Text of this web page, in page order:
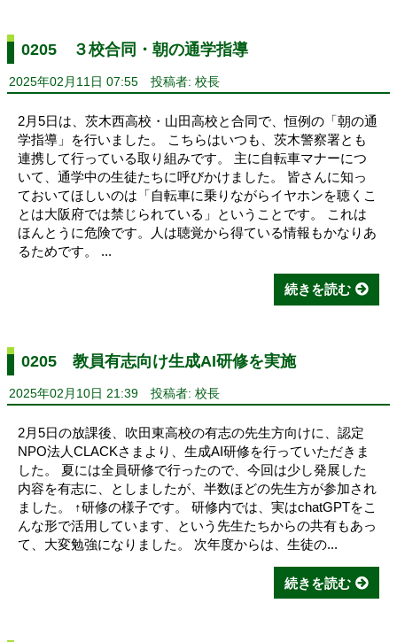
0205 ３校合同・朝の通学指導
2025年02月11日 07:55 投稿者: 校長
2月5日は、茨木西高校・山田高校と合同で、恒例の「朝の通
学指導」を行いました。 こちらはいつも、茨木警察署とも
連携して行っている取り組みです。 主に自転車マナーにつ
いて、通学中の生徒たちに呼びかけました。 皆さんに知っ
ておいてほしいのは「自転車に乗りながらイヤホンを聴くこ
とは大阪府では禁じられている」ということです。 これは
ほんとうに危険です。人は聴覚から得ている情報もかなりあ
るためです。 ...
続きを読む
0205 教員有志向け生成AI研修を実施
2025年02月10日 21:39 投稿者: 校長
2月5日の放課後、吹田東高校の有志の先生方向けに、認定
NPO法人CLACKさまより、生成AI研修を行っていただきま
した。 夏には全員研修で行ったので、今回は少し発展した
内容を有志に、としましたが、半数ほどの先生方が参加され
ました。 ↑研修の様子です。 研修内では、実はchatGPTをこ
んな形で活用しています、という先生たちからの共有もあっ
て、大変勉強になりました。 次年度からは、生徒の...
続きを読む